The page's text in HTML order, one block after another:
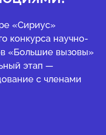
«Сириус»
конкурса научно-
«Большие вызовы»
этап —
с членами